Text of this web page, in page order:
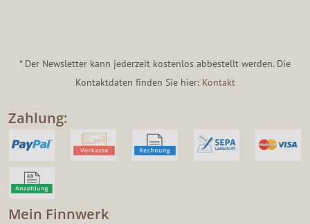
* Der Newsletter kann jederzeit kostenlos abbestellt werden. Die
Kontaktdaten finden Sie hier: Kontakt
Zahlung:
Mein Finnwerk